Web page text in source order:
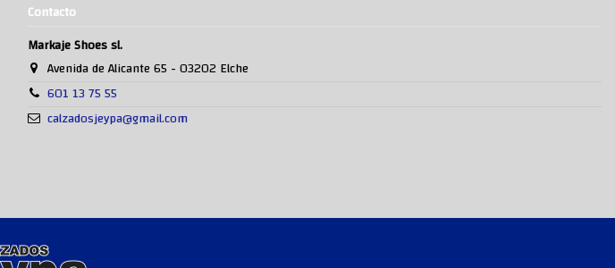
Contacto
Markaje Shoes sl.
Avenida de Alicante 65 - 03202 Elche
601 13 75 55
calzadosjeypa@gmail.com